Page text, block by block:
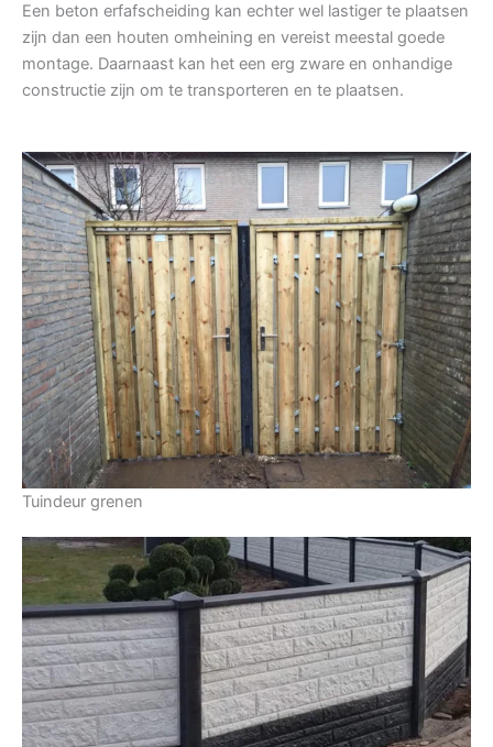
Een beton erfafscheiding kan echter wel lastiger te plaatsen
zijn dan een houten omheining en vereist meestal goede
montage. Daarnaast kan het een erg zware en onhandige
constructie zijn om te transporteren en te plaatsen.
Tuindeur grenen